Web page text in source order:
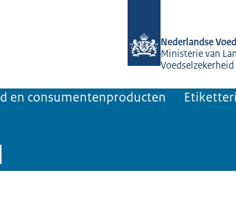
Nederlandse
Ministerie van
en consumentenproducten